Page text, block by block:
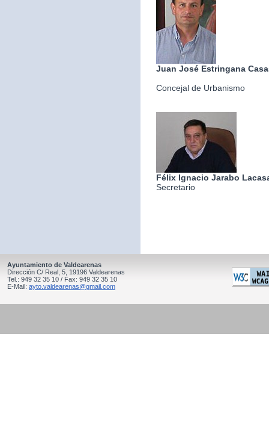
Juan José Estringana
Concejal de Urbanismo
Félix Ignacio Jarabo
Secretario
Ayuntamiento de Valdearenas
Dirección C/ Real, 5, 19196 Valdearenas
Tel.: 949 32 35 10 / Fax: 949 32 35 10
E-Mail: ayto.valdearenas@gmail.com